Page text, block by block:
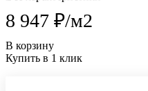
8 947 ₽/м2
В корзину
Купить в 1 клик